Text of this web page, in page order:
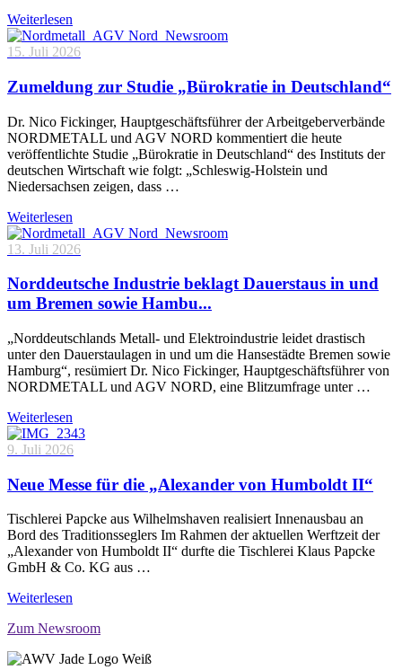
Weiterlesen
15. Juli 2026
Zumeldung zur Studie „Bürokratie in Deutschland“
Dr. Nico Fickinger, Hauptgeschäftsführer der Arbeitgeberverbände
NORDMETALL und AGV NORD kommentiert die heute
veröffentlichte Studie „Bürokratie in Deutschland“ des Instituts der
deutschen Wirtschaft wie folgt: „Schleswig-Holstein und
Niedersachsen zeigen, dass …
Weiterlesen
13. Juli 2026
Norddeutsche Industrie beklagt Dauerstaus in und
um Bremen sowie Hambu...
„Norddeutschlands Metall- und Elektroindustrie leidet drastisch
unter den Dauerstaulagen in und um die Hansestädte Bremen sowie
Hamburg“, resümiert Dr. Nico Fickinger, Hauptgeschäftsführer von
NORDMETALL und AGV NORD, eine Blitzumfrage unter …
Weiterlesen
9. Juli 2026
Neue Messe für die „Alexander von Humboldt II“
Tischlerei Papcke aus Wilhelmshaven realisiert Innenausbau an
Bord des Traditionsseglers Im Rahmen der aktuellen Werftzeit der
„Alexander von Humboldt II“ durfte die Tischlerei Klaus Papcke
GmbH & Co. KG aus …
Weiterlesen
Zum Newsroom